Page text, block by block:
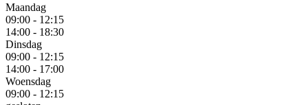
Maandag
09:00 - 12:15
14:00 - 18:30
Dinsdag
09:00 - 12:15
14:00 - 17:00
Woensdag
09:00 - 12:15